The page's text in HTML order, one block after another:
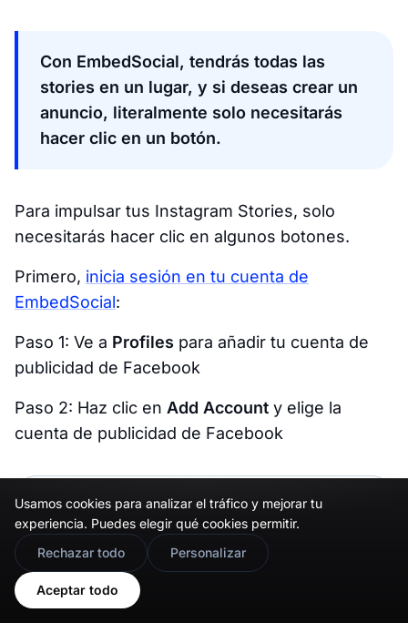
Con EmbedSocial, tendrás todas las
stories en un lugar, y si deseas crear un
anuncio, literalmente solo necesitarás
hacer clic en un botón.
Para impulsar tus Instagram Stories, solo
necesitarás hacer clic en algunos botones.
Primero, inicia sesión en tu cuenta de
EmbedSocial:
Paso 1: Ve a Profiles para añadir tu cuenta de
publicidad de Facebook
Paso 2: Haz clic en Add Account y elige la
cuenta de publicidad de Facebook
Usamos cookies para analizar el tráfico y mejorar tu
experiencia. Puedes elegir qué cookies permitir.
Rechazar todo
Personalizar
Aceptar todo
🇬🇧 Would you prefer this site in English?
View in English